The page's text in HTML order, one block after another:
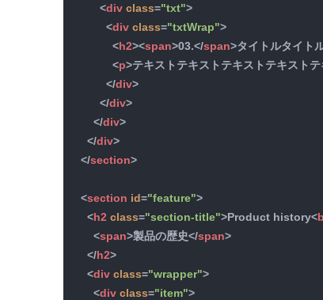
<div class="txt">
<div class="txtWrap">
<h2><span>03.</span>タイトルタイト
<p>テキストテキストテキストテキスト
</div>
</div>
</div>
</div>
</section>
<section id="feature">
<h2 class="section-title">Product history<
<span>製品の歴史</span>
</h2>
<div class="wrapper">
<div class="item">